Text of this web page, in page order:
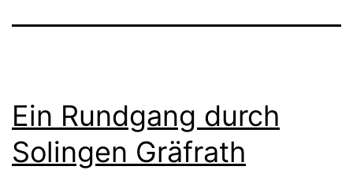
Ein Rundgang durch
Solingen Gräfrath